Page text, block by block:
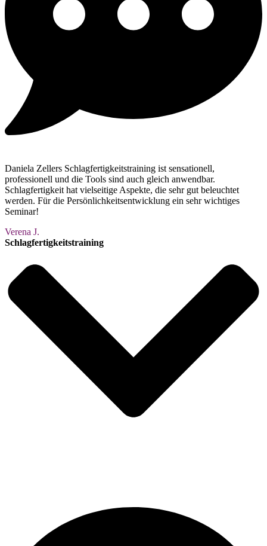
Daniela Zellers Schlagfertigkeitstraining ist sensationell,
professionell und die Tools sind auch gleich anwendbar.
Schlagfertigkeit hat vielseitige Aspekte, die sehr gut beleuchtet
werden. Für die Persönlichkeitsentwicklung ein sehr wichtiges
Seminar!
Verena J.​
Schlagfertigkeitstraining